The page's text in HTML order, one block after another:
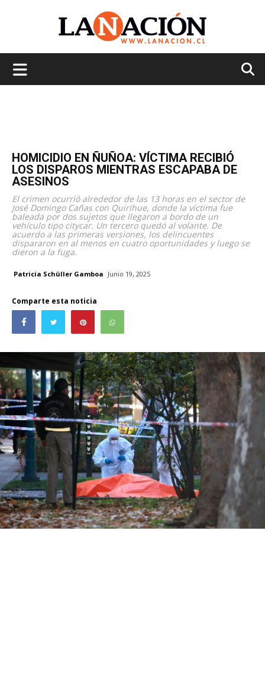
HOMICIDIO EN ÑUÑOA: VÍCTIMA RECIBIÓ
LOS DISPAROS MIENTRAS ESCAPABA DE
ASESINOS
El crimen ocurrió alrededor de las 13 horas en el sector de
José Domingo Cañas con Quirihue, donde la víctima fue
baleada por dos sujetos que llegaron a bordo de un
vehículo tipo citycar. Un tercero quedó al volante. De
acuerdo a las primeras versiones, los delincuentes
dispararon en al menos en cuatro oportunidades y luego se
dieron a la fuga.
Patricia Schüller Gamboa Junio 19, 2025
Comparte esta noticia